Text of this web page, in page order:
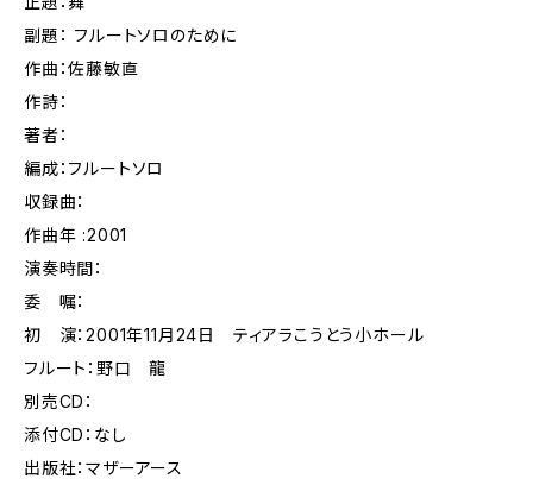
副題： フルートソロのために
作曲：佐藤敏直
作詩：
著者：
編成：フルートソロ
収録曲：
作曲年 :2001
演奏時間：
委 嘱：
初 演：2001年11月24日 ティアラこうとう小ホール
フルート：野口 龍
別売CD：
添付CD：なし
出版社：マザーアース